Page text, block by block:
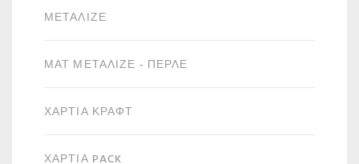
ΜΕΤΑΛΙΖΈ
ΜΑΤ ΜΕΤΑΛΙΖΈ - ΠΕΡΛΈ
ΧΑΡΤΙΆ ΚΡΑΦΤ
ΧΑΡΤΙΆ PACK